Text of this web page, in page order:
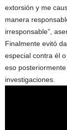
extorsión y me
manera
irresponsable”,
Finalmente evitó
especial contra él
eso
investigaciones.